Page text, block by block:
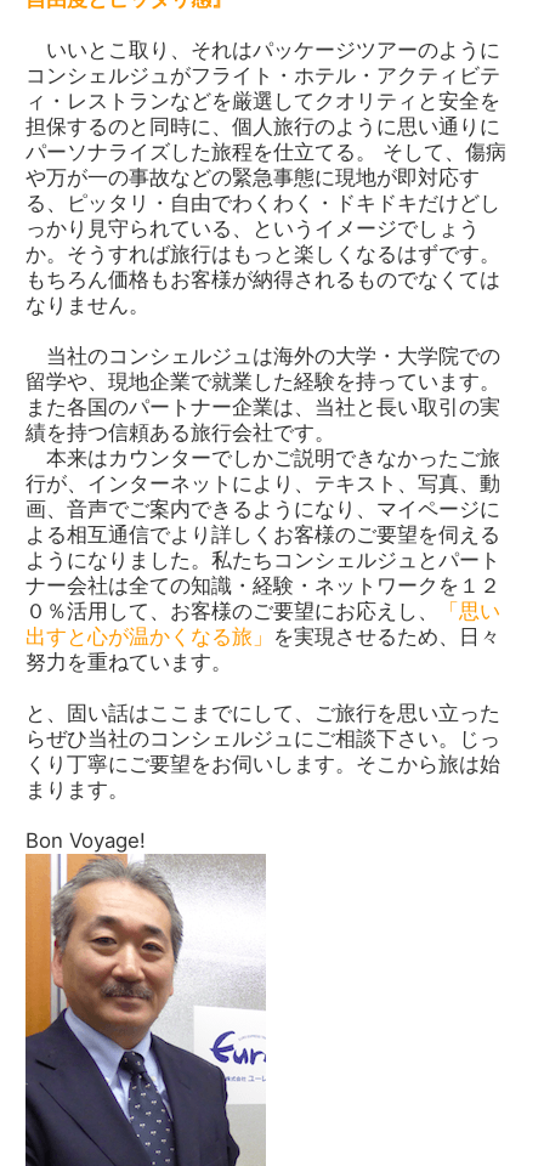
いいとこ取り、それはパッケージツアーのように
コンシェルジュがフライト・ホテル・アクティビテ
ィ・レストランなどを厳選してクオリティと安全を
担保するのと同時に、個人旅行のように思い通りに
パーソナライズした旅程を仕立てる。 そして、傷病
や万が一の事故などの緊急事態に現地が即対応す
る、ピッタリ・自由でわくわく・ドキドキだけどし
っかり見守られている、というイメージでしょう
か。そうすれば旅行はもっと楽しくなるはずです。
もちろん価格もお客様が納得されるものでなくては
なりません。
当社のコンシェルジュは海外の大学・大学院での
留学や、現地企業で就業した経験を持っています。
また各国のパートナー企業は、当社と長い取引の実
績を持つ信頼ある旅行会社です。
本来はカウンターでしかご説明できなかったご旅
行が、インターネットにより、テキスト、写真、動
画、音声でご案内できるようになり、マイページに
よる相互通信でより詳しくお客様のご要望を伺える
ようになりました。私たちコンシェルジュとパート
ナー会社は全ての知識・経験・ネットワークを１２
０％活用して、お客様のご要望にお応えし、
「思い
出すと心が温かくなる旅」 を実現させるため、日々
努力を重ねています。
と、固い話はここまでにして、ご旅行を思い立った
らぜひ当社のコンシェルジュにご相談下さい。じっ
くり丁寧にご要望をお伺いします。そこから旅は始
まります。
Bon Voyage!